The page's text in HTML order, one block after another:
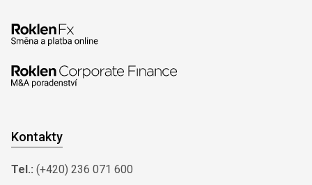
Kontakty
Tel.: (+420) 236 071 600